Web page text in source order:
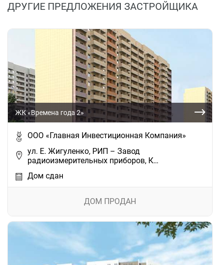
ДРУГИЕ ПРЕДЛОЖЕНИЯ ЗАСТРОЙЩИКА
ЖК «Времена года 2»
ООО «Главная Инвестиционная Компания»
ул. Е. Жигуленко, РИП – Завод
радиоизмерительных приборов, К…
Дом сдан
ДОМ ПРОДАН